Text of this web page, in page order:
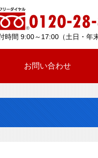
時間 9:00～17:00（土日・年
お問い合わせ